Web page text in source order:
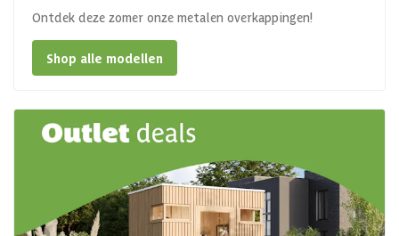
Ontdek deze zomer onze metalen overkappingen!
Shop alle modellen